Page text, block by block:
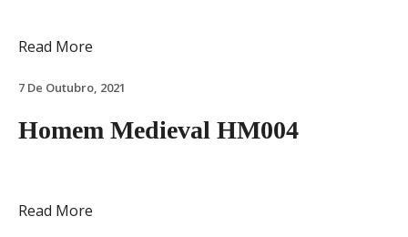
Read More
7 De Outubro, 2021
Homem Medieval HM004
Read More